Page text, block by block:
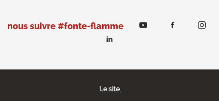
nous suivre #fonte-flamme
Le site